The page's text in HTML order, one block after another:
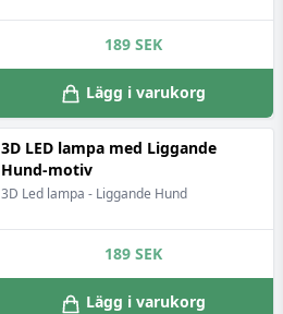
189 SEK
Lägg i varukorg
3D LED lampa med Liggande
Hund-motiv
3D Led lampa - Liggande Hund
189 SEK
Lägg i varukorg